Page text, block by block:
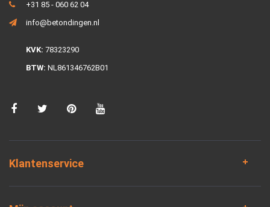
+31 85 - 060 62 04
info@betondingen.nl
KVK: 78323290
BTW: NL861346762B01
Klantenservice